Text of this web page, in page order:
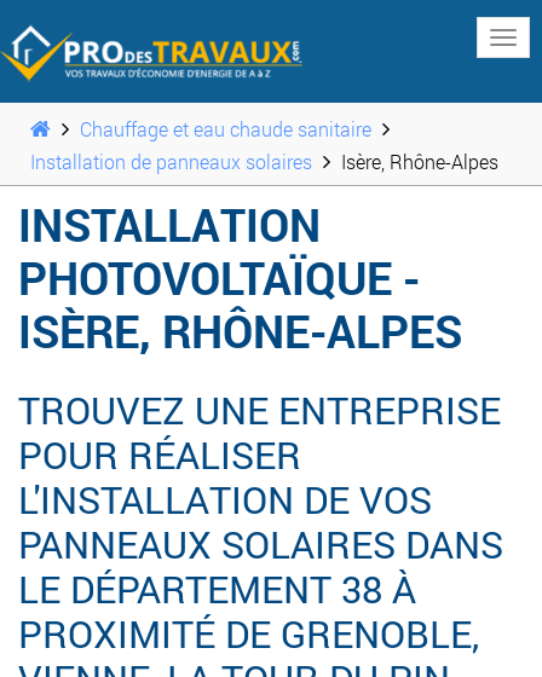
Chauffage et eau chaude sanitaire
Installation de panneaux solaires
Isère, Rhône-Alpes
INSTALLATION
PHOTOVOLTAÏQUE -
ISÈRE, RHÔNE-ALPES
TROUVEZ UNE ENTREPRISE
POUR RÉALISER
L'INSTALLATION DE VOS
PANNEAUX SOLAIRES DANS
LE DÉPARTEMENT 38 À
PROXIMITÉ DE GRENOBLE,